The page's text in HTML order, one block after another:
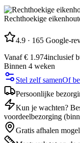
Rechthoekige
4.9 · 165 Google-
Vanaf € 1.974inclusief
Binnen 4 weken
Stel zelf samenOf
Persoonlijke
Kun je wachten?
voordeelbezorging
Gratis afhalen